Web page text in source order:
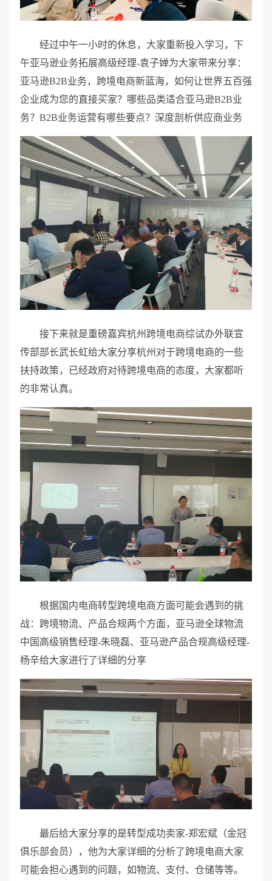
经过中午一小时的休息，大家重新投入学习，下
午亚马逊业务拓展高级经理-袁子婵为大家带来分享：
亚马逊B2B业务，跨境电商新蓝海，如何让世界五百强
企业成为您的直接买家？哪些品类适合亚马逊B2B业
务？B2B业务运营有哪些要点？深度剖析供应商业务
接下来就是重磅嘉宾杭州跨境电商综试办外联宣
传部部长武长虹给大家分享杭州对于跨境电商的一些
扶持政策，已经政府对待跨境电商的态度，大家都听
的非常认真。
根据国内电商转型跨境电商方面可能会遇到的挑
战：跨境物流、产品合规两个方面，亚马逊全球物流
中国高级销售经理-朱晓磊、亚马逊产品合规高级经理-
杨辛给大家进行了详细的分享
最后给大家分享的是转型成功卖家-郑宏斌（金冠
俱乐部会员），他为大家详细的分析了跨境电商大家
可能会担心遇到的问题，如物流、支付、仓储等等。